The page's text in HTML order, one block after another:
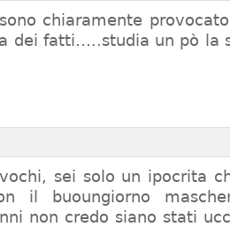
chiaramente
dei fatti…..studia un pò la
sei solo un ipocrita
il buoungiorno
non credo siano stati